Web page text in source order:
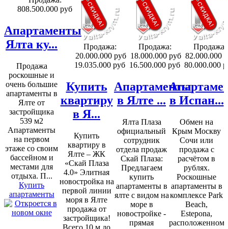
808.500.000 руб
Апартаменты
Ялта ку...
Продажа
роскошные и
очень большие
апартаменты в
Ялте от
застройщика
539 м2
Апартаменты
на первом
этаже со своим
бассейном и
местами для
отдыха. П...
Купить
апартаменты
Продажа:
20.000.000 руб
19.035.000 руб
Купить
квартиру
в Я...
Купить
квартиру в
Ялте – ЖК
«Скай Плаза
4.0» Элитная
новостройка на
первой линии
моря в Ялте
продажа от
застройщика!
Продажа:
18.000.000 руб
16.500.000 руб
Апартаменты
в Ялте ...
Ялта Плаза
официальный
сотрудник
отдела продаж
Скай Плаза:
Предлагаем
купить
апартаменты в
ялте с видом на
море в
новостройке -
прямая
Продажа:
82.000.000
80.000.000
в Испан...
Обмен на
Крым Москву
Сочи или
продажа с
расчётом в
рублях.
Роскошные
апартаменты в
комплексе Park
Beach,
Estepona,
расположенном